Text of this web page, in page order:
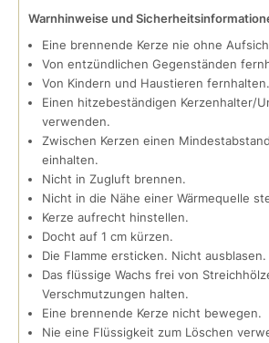
Warnhinweise und
Eine brennende Kerze nie ohne
Von entzündlichen Gegenständen
Von Kindern und Haustieren fernhalten.
Einen hitzebeständigen Kerzenhalter/
verwenden.
Zwischen Kerzen einen
einhalten.
Nicht in Zugluft brennen.
Nicht in die Nähe einer Wärmequelle
Kerze aufrecht hinstellen.
Docht auf 1 cm kürzen.
Die Flamme ersticken. Nicht ausblasen.
Das flüssige Wachs frei von
Verschmutzungen halten.
Eine brennende Kerze nicht bewegen.
Nie eine Flüssigkeit zum Löschen